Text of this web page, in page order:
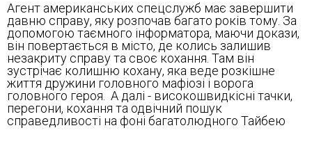
Агент американських спецслужб має завершити
давню справу, яку розпочав багато років тому. За
допомогою таємного інформатора, маючи докази,
він повертається в місто, де колись залишив
незакриту справу та своє кохання. Там він
зустрічає колишню кохану, яка веде розкішне
життя дружини головного мафіозі і ворога
головного героя. А далі - високошвидкісні тачки,
перегони, кохання та одвічний пошук
справедливості на фоні багатолюдного Тайбею